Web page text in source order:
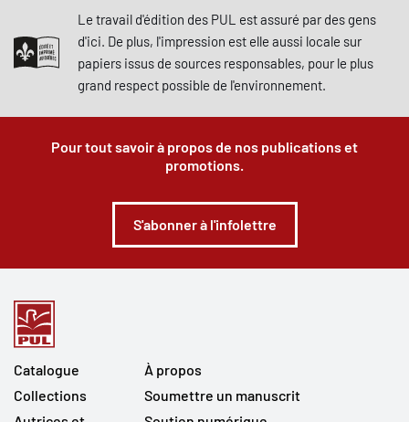
Le travail d'édition des PUL est assuré par des gens
d'ici. De plus, l'impression est elle aussi locale sur
papiers issus de sources responsables, pour le plus
grand respect possible de l'environnement.
Pour tout savoir à propos de nos publications et
promotions.
S'abonner à l'infolettre
Catalogue
Collections
À propos
Soumettre un manuscrit